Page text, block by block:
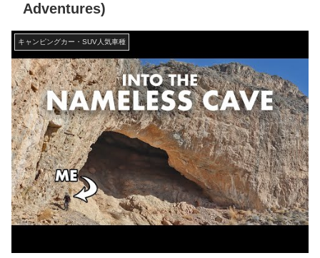
Adventures)
キャンピングカー・SUV人気車種